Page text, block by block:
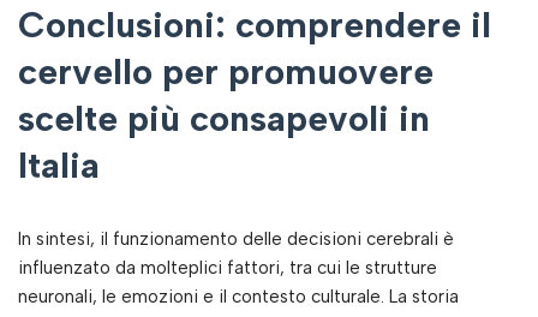
Conclusioni: comprendere il
cervello per promuovere
scelte più consapevoli in
Italia
In sintesi, il funzionamento delle decisioni cerebrali è
influenzato da molteplici fattori, tra cui le strutture
neuronali, le emozioni e il contesto culturale. La storia